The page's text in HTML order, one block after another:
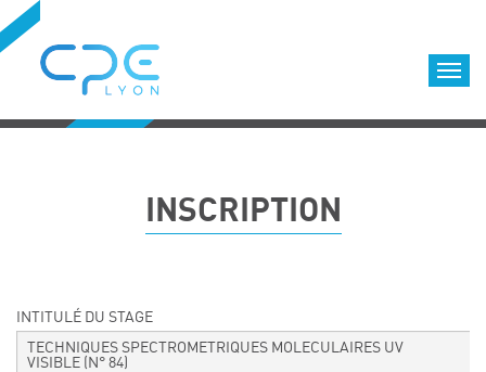
Formations diplômantes
Equipe
Nous choisir
INSCRIPTION
INTITULÉ DU STAGE
TECHNIQUES SPECTROMETRIQUES MOLECULAIRES UV
VISIBLE (N° 84)
Cookies management panel